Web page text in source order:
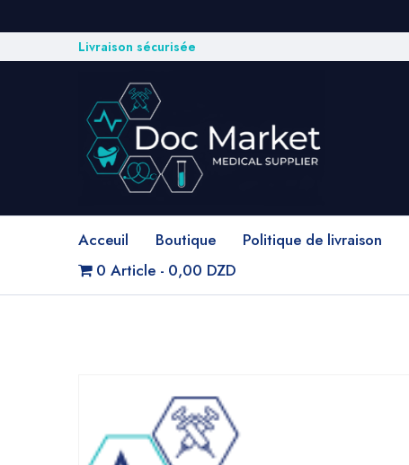
Livraison sécurisée
Acceuil Boutique Politique de livraison
0 Article
0,00 DZD